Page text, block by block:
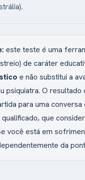
este teste é uma
de caráter
e não substitui a
psiquiatra. O resultado
para uma conversa
que
você está em
da